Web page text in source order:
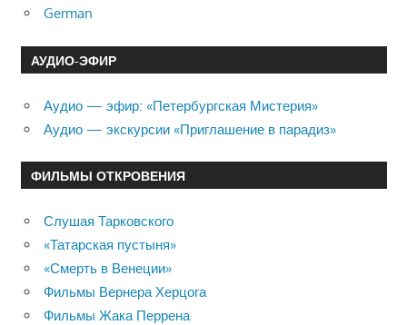
German
АУДИО-ЭФИР
Аудио — эфир: «Петербургская Мистерия»
Аудио — экскурсии «Приглашение в парадиз»
ФИЛЬМЫ ОТКРОВЕНИЯ
Слушая Тарковского
«Татарская пустыня»
«Смерть в Венеции»
Фильмы Вернера Херцога
Фильмы Жака Перрена